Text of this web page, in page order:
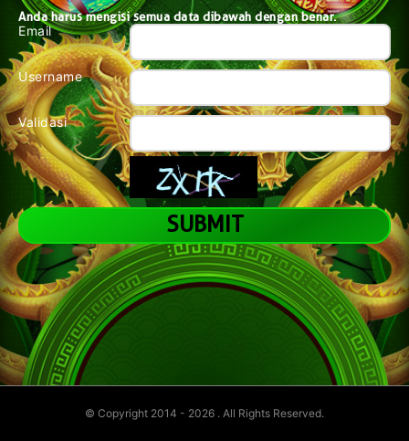
Anda harus mengisi semua data dibawah dengan benar.
Email
Username
Validasi
© Copyright 2014 - 2026 . All Rights Reserved.